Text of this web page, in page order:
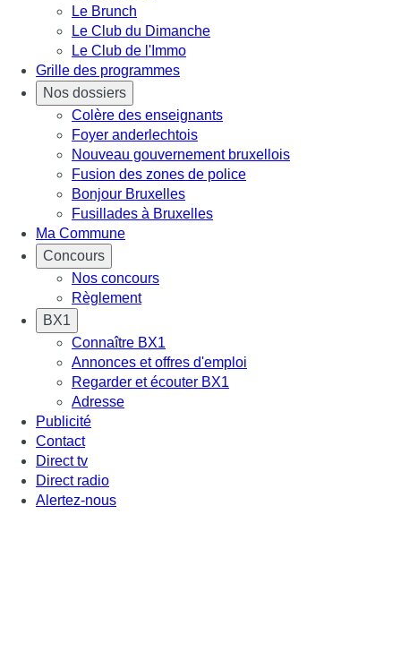
Le Brunch
Le Club du Dimanche
Le Club de l'Immo
Grille des programmes
Nos dossiers
Colère des enseignants
Foyer anderlechtois
Nouveau gouvernement bruxellois
Fusion des zones de police
Bonjour Bruxelles
Fusillades à Bruxelles
Ma Commune
Concours
Nos concours
Règlement
BX1
Connaître BX1
Annonces et offres d'emploi
Regarder et écouter BX1
Adresse
Publicité
Contact
Direct tv
Direct radio
Alertez-nous